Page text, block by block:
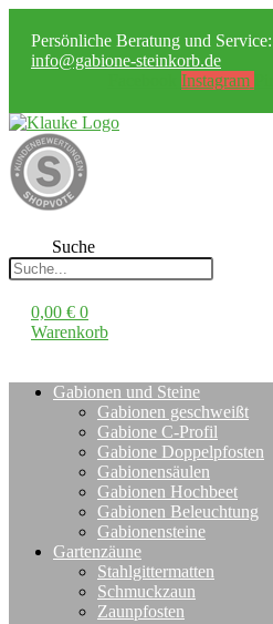
Persönliche Beratung und Service:
info@gabione-steinkorb.de
Instagram
Suche
0,00 € 0
Warenkorb
Gabionen und Steine
Gabionen geschweißt
Gabione C-Profil
Gabione Doppelpfosten
Gabionensäulen
Gabionen Hochbeet
Gabionen Beleuchtung
Gabionensteine
Gartenzäune
Stahlgittermatten
Schmuckzaun
Zaunpfosten